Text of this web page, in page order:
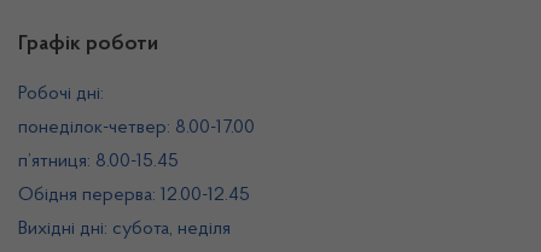
Графік роботи
Робочі дні:
понеділок-четвер: 8.00-17.00
п’ятниця: 8.00-15.45
Обідня перерва: 12.00-12.45
Вихідні дні: субота, неділя